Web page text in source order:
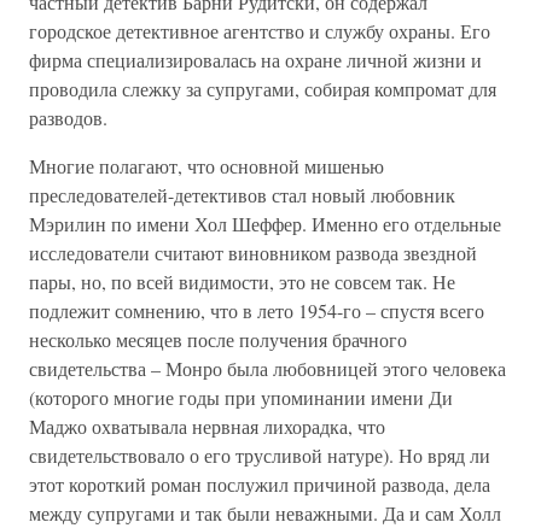
городское детективное агентство и службу охраны. Его
фирма специализировалась на охране личной жизни и
проводила слежку за супругами, собирая компромат для
разводов.
Многие полагают, что основной мишенью
преследователей-детективов стал новый любовник
Мэрилин по имени Хол Шеффер. Именно его отдельные
исследователи считают виновником развода звездной
пары, но, по всей видимости, это не совсем так. Не
подлежит сомнению, что в лето 1954-го – спустя всего
несколько месяцев после получения брачного
свидетельства – Монро была любовницей этого человека
(которого многие годы при упоминании имени Ди
Маджо охватывала нервная лихорадка, что
свидетельствовало о его трусливой натуре). Но вряд ли
этот короткий роман послужил причиной развода, дела
между супругами и так были неважными. Да и сам Холл